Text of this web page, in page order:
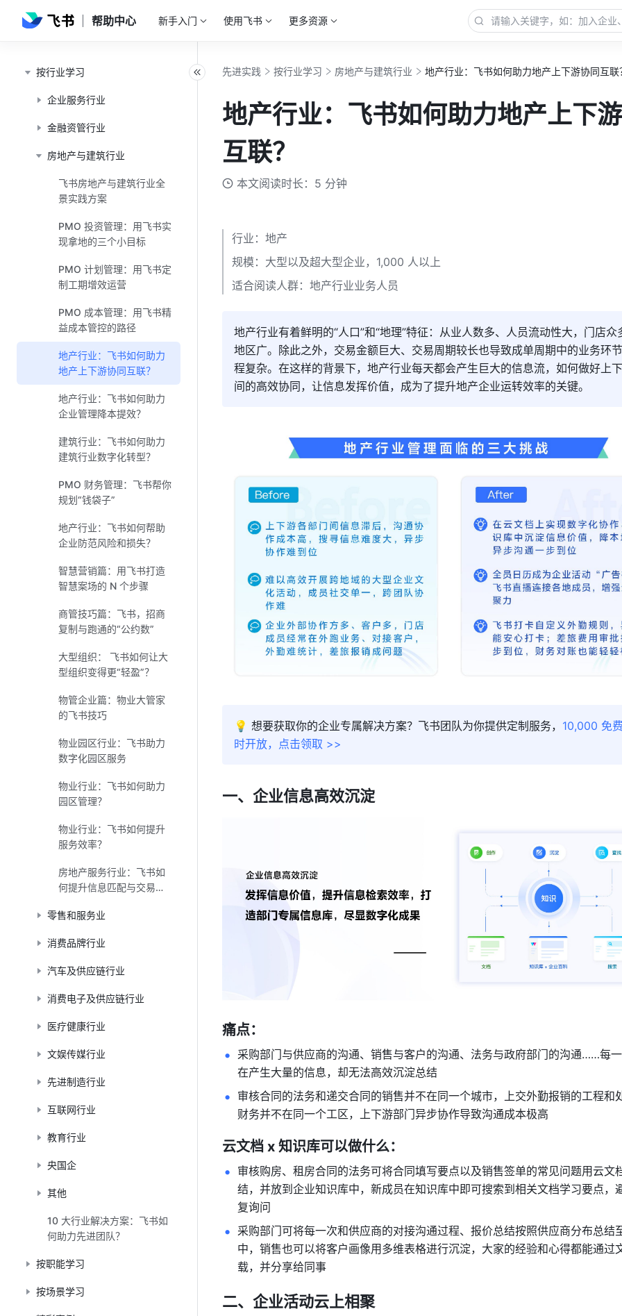
帮助中心 新手入门 使用飞书 更多资源
按行业学习
企业服务行业
金融资管行业
房地产与建筑行业
飞书房地产与建筑行业全
景实践方案
PMO 投资管理：用飞书实
现拿地的三个小目标
PMO 计划管理：用飞书定
制工期增效运营
PMO 成本管理：用飞书精
益成本管控的路径
地产行业：飞书如何助力
地产上下游协同互联？
地产行业：飞书如何助力
企业管理降本提效？
建筑行业：飞书如何助力
建筑行业数字化转型？
PMO 财务管理：飞书帮你
规划“钱袋子”
地产行业：飞书如何帮助
企业防范风险和损失？
智慧营销篇：用飞书打造
智慧案场的 N 个步骤
商管技巧篇：飞书，招商
复制与跑通的“公约数”
大型组织： 飞书如何让大
型组织变得更“轻盈”？
物管企业篇：物业大管家
的飞书技巧
物业园区行业：飞书助力
数字化园区服务
物业行业：飞书如何助力
园区管理？
物业行业：飞书如何提升
服务效率？
房地产服务行业：飞书如
何提升信息匹配与交易效
零售和服务业
消费品牌行业
汽车及供应链行业
消费电子及供应链行业
医疗健康行业
文娱传媒行业
先进制造行业
互联网行业
教育行业
央国企
其他
10 大行业解决方案：飞书如
何助力先进团队？
按职能学习
按场景学习
先进实践 按行业学习 房地产与建筑行业 地产行业：飞书如何助力地产上下游协同互联
地产行业：飞书如何助力地产上下
互联？
本文阅读时长：5 分钟
行业：地产
规模：大型以及超大型企业，1,000 人以上
适合阅读人群：地产行业业务人员
地产行业有着鲜明的“人口”和“地理”特征：从业人数多、人员流动性大，门店众
地区广。除此之外，交易金额巨大、交易周期较长也导致成单周期中的业务环
程复杂。在这样的背景下，地产行业每天都会产生巨大的信息流，如何做好上
间的高效协同，让信息发挥价值，成为了提升地产企业运转效率的关键。
💡 想要获取你的企业专属解决方案？飞书团队为你提供定制服务， 10,000 免
时开放，点击领取 >>
一、企业信息高效沉淀
痛点：
采购部门与供应商的沟通、销售与客户的沟通、法务与政府部门的沟通……每
在产生大量的信息，却无法高效沉淀总结
审核合同的法务和递交合同的销售并不在同一个城市，上交外勤报销的工程和
财务并不在同一个工区，上下游部门异步协作导致沟通成本极高
云文档 x 知识库可以做什么：
审核购房、租房合同的法务可将合同填写要点以及销售签单的常见问题用云文
结，并放到企业知识库中，新成员在知识库中即可搜索到相关文档学习要点，
复询问
采购部门可将每一次和供应商的对接沟通过程、报价总结按照供应商分布总结
中，销售也可以将客户画像用多维表格进行沉淀，大家的经验和心得都能通过
载，并分享给同事
二、企业活动云上相聚